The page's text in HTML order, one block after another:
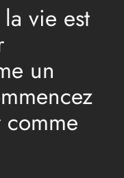
vie est
un